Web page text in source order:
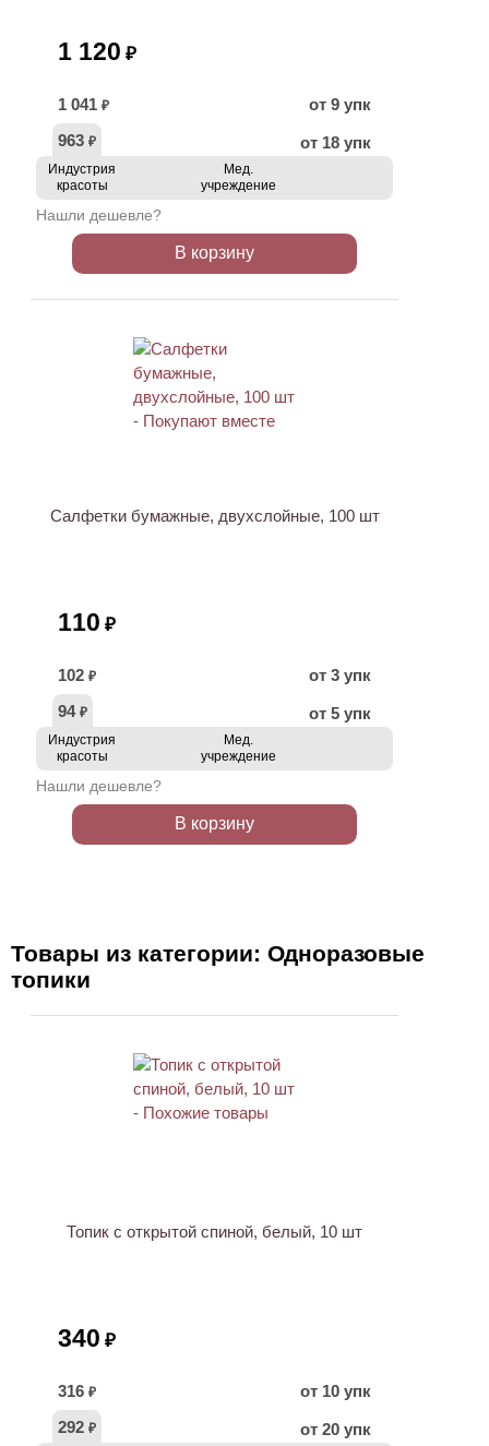
1 120 ₽
1 041 ₽
от 9 упк
963 ₽ от 18 упк
Индустрия
красоты
Мед.
учреждение
Нашли дешевле?
В корзину
Салфетки бумажные, двухслойные, 100 шт
110 ₽
102 ₽
от 3 упк
94 ₽ от 5 упк
Индустрия
красоты
Мед.
учреждение
Нашли дешевле?
В корзину
Товары из категории: Одноразовые
топики
Топик с открытой спиной, белый, 10 шт
340 ₽
316 ₽
от 10 упк
292 ₽ от 20 упк